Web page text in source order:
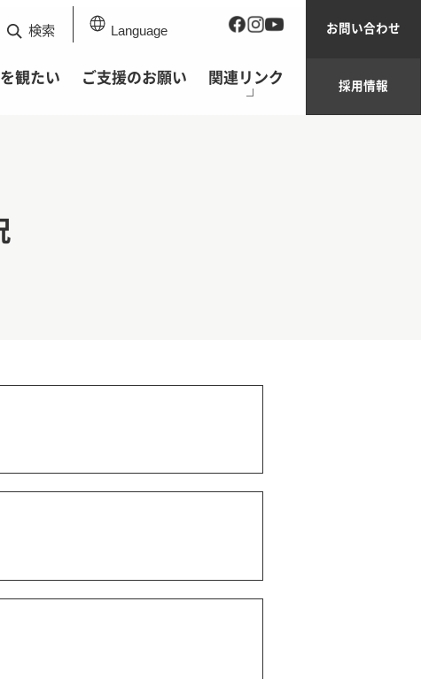
検索 Language
観たい ご支援のお願い 関連リンク
お問い合わせ
採用情報